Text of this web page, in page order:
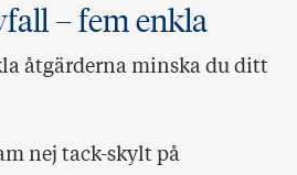
– fem enkla
åtgärderna minska du ditt
nej tack-skylt på